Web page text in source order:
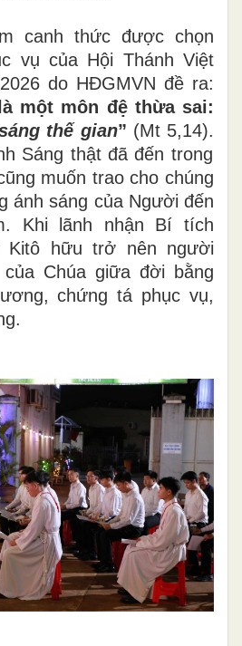
canh thức được chọn
vụ của Hội Thánh Việt
do HĐGMVN đề ra:
một môn đệ thừa sai:
thế gian” (Mt 5,14).
Sáng thật đã đến trong
muốn trao cho chúng
ánh sáng của Người đến
Khi lãnh nhận Bí tích
Kitô hữu trở nên người
Chúa giữa đời bằng
chứng tá phục vụ,